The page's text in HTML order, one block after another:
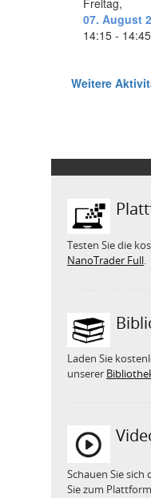
Testen Sie die
NanoTrader Full.
Laden Sie
unserer
Schauen Sie sich
Sie zum